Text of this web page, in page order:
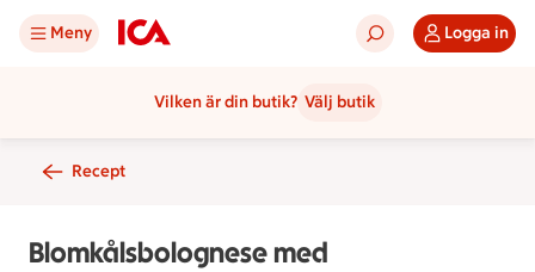
Meny Logga in
Vilken är din butik? Välj butik
Recept
Blomkålsbolognese med